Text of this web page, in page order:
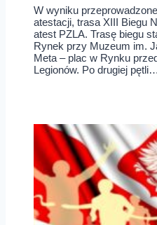
W wyniku
atestacji, trasa XIII Biegu
atest PZLA. Trasę biegu
Rynek przy Muzeum im.
Meta – plac w Rynku
Legionów. Po drugiej pętli…